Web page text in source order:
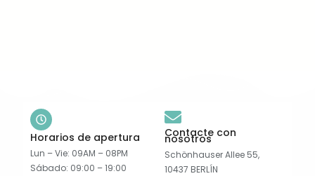
Horarios de apertura
Lun – Vie: 09AM – 08PM
Sábado: 09:00 – 19:00
Contacte con
nosotros
Schönhauser Allee 55,
10437 BERLÍN